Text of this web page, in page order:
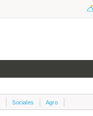
Sociales Agro